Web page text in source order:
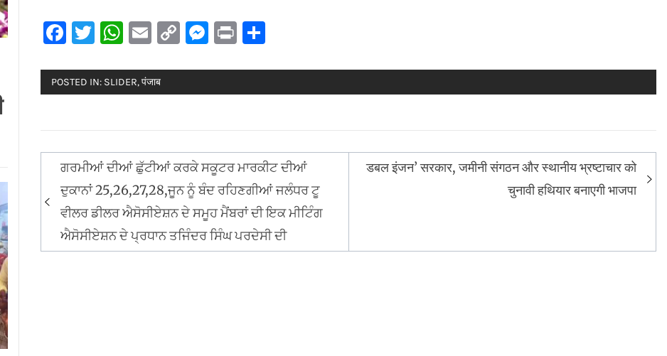
Facebook
Twitter
WhatsApp
Email
CopyMessenger
Print
POSTED IN: SLIDER,पंजाब
Post
navigation
ਗਰਮੀਆਂ ਦੀਆਂ ਛੁੱਟੀਆਂ ਕਰਕੇ ਸਕੂਟਰ ਮਾਰਕੀਟ ਦੀਆਂ
ਦੁਕਾਨਾਂ 25,26,27,28,ਜੂਨ ਨੂੰ ਬੰਦ ਰਹਿਣਗੀਆਂ ਜਲੰਧਰ ਟੂ
ਵੀਲਰ ਡੀਲਰ ਐਸੋਸੀਏਸ਼ਨ ਦੇ ਸਮੂਹ ਮੈਂਬਰਾਂ ਦੀ ਇਕ ਮੀਟਿੰਗ
ਐਸੋਸੀਏਸ਼ਨ ਦੇ ਪ੍ਰਧਾਨ ਤਜਿੰਦਰ ਸਿੰਘ ਪਰਦੇਸੀ ਦੀ
डबल इंजन’ सरकार, जमीनी संगठन और स्थानीय भ्रष्टाचार को
चुनावी हथियार बनाएगी भाजपा